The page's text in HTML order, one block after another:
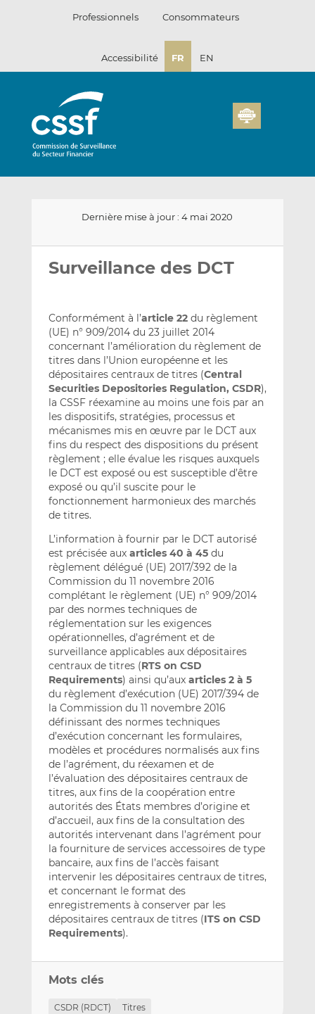
Professionnels Consommateurs
Accessibilité FR EN
Dernière mise à jour : 4 mai 2020
par
email
sur
LinkedIn
sur
Facebook
Surveillance des DCT
Conformément à l’article 22du règlement
(UE) n° 909/2014 du 23 juillet 2014
concernant l’amélioration du règlement de
titres dans l’Union européenne et les
dépositaires centraux de titres (Central
Securities Depositories Regulation, CSDR),
la CSSF réexamine au moins une fois par an
les dispositifs, stratégies, processus et
mécanismes mis en œuvre par le DCT aux
fins du respect des dispositions du présent
règlement ; elle évalue les risques auxquels
le DCT est exposé ou est susceptible d’être
exposé ou qu’il suscite pour le
fonctionnement harmonieux des marchés
de titres.
L’information à fournir par le DCT autorisé
est précisée aux articles 40 à 45du
règlement délégué (UE) 2017/392 de la
Commission du 11 novembre 2016
complétant le règlement (UE) n° 909/2014
par des normes techniques de
réglementation sur les exigences
opérationnelles, d’agrément et de
surveillance applicables aux dépositaires
centraux de titres (RTS on CSD
Requirements) ainsi qu’aux articles 2 à 5
du règlement d’exécution (UE) 2017/394 de
la Commission du 11 novembre 2016
définissant des normes techniques
d’exécution concernant les formulaires,
modèles et procédures normalisés aux fins
de l’agrément, du réexamen et de
l’évaluation des dépositaires centraux de
titres, aux fins de la coopération entre
autorités des États membres d’origine et
d’accueil, aux fins de la consultation des
autorités intervenant dans l’agrément pour
la fourniture de services accessoires de type
bancaire, aux fins de l’accès faisant
intervenir les dépositaires centraux de titres,
et concernant le format des
enregistrements à conserver par les
dépositaires centraux de titres (ITS on CSD
Requirements).
Mots clés
CSDR (RDCT) Titres